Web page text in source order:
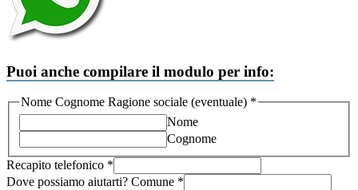
Puoi anche compilare il modulo per info:
Recapito
Specifica
Accettazione
Nome Cognome Ragione sociale (eventuale) *
Nome
Cognome
Recapito telefonico *
Dove possiamo aiutarti? Comune *